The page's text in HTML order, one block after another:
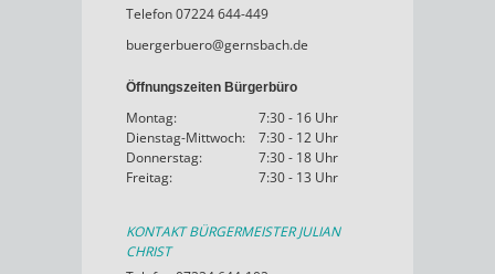
Telefon 07224 644-449
buergerbuero@gernsbach.de
Öffnungszeiten Bürgerbüro
Montag:
7:30 - 16 Uhr
Dienstag-Mittwoch:
7:30 - 12 Uhr
Donnerstag:
7:30 - 18 Uhr
Freitag:
7:30 - 13 Uhr
KONTAKT BÜRGERMEISTER JULIAN
CHRIST